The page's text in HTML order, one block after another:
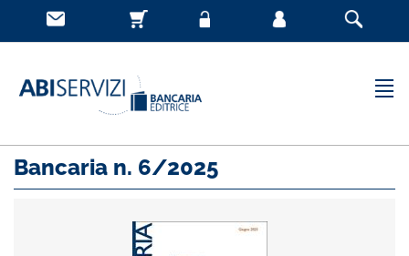
Bancaria n. 6/2025